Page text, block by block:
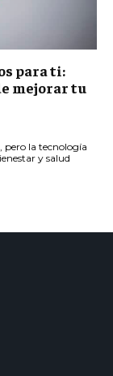
para ti:
mejorar tu
pero la tecnología
y salud